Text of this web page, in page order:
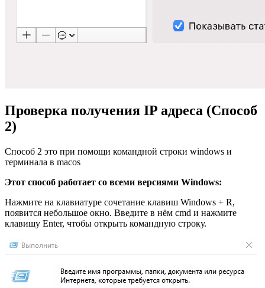
Проверка получения IP адреса (Способ
2)
Способ 2 это при помощи командной строки windows и
терминала в macos
Этот способ работает со всеми версиями Windows:
Нажмите на клавиатуре сочетание клавиш Windows + R,
появится небольшое окно. Введите в нём cmd и нажмите
клавишу Enter, чтобы открыть командную строку.